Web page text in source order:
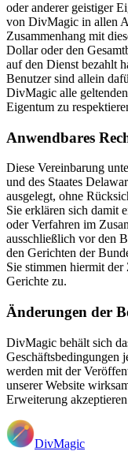
oder anderer geistiger
von DivMagic in allen
Zusammenhang mit
Dollar oder den
auf den Dienst bezahlt
Benutzer sind allein
DivMagic alle
Eigentum zu
Anwendbares
Diese Vereinbarung
und des Staates
ausgelegt, ohne
Sie erklären sich damit
oder Verfahren im
ausschließlich vor den
den Gerichten der
Sie stimmen hiermit
Gerichte zu.
Änderungen der
DivMagic behält sich
Geschäftsbedingungen
werden mit der
unserer Website
Erweiterung
DivMagic